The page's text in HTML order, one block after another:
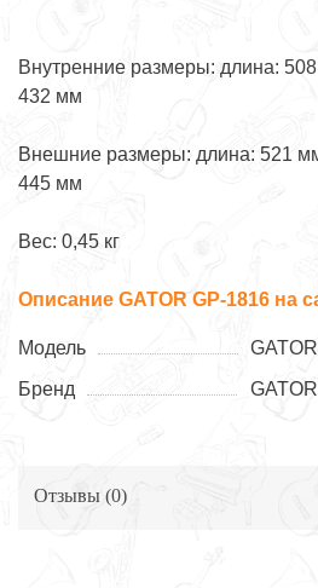
Внутренние размеры: длина:
432 мм
Внешние размеры: длина: 521
445 мм
Вес: 0,45 кг
Описание GATOR GP-1816 на
Модель
Бренд
GATOR
Отзывы (0)